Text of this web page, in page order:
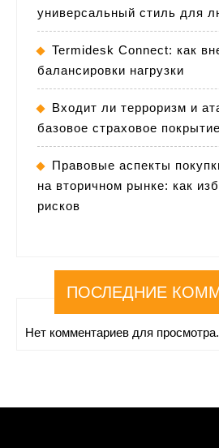
универсальный стиль для
Termidesk Connect: как
балансировки нагрузки
Входит ли терроризм и
базовое страховое покрытие
Правовые аспекты
на вторичном рынке: как
рисков
ПОСЛЕДНИЕ
Нет комментариев для просмотра.